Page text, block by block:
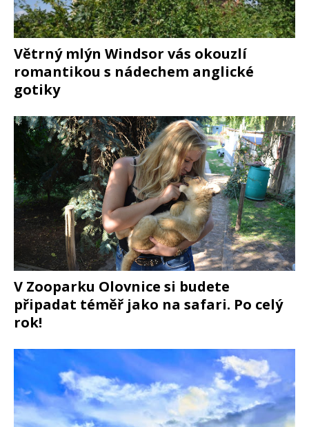
Větrný mlýn Windsor vás okouzlí
romantikou s nádechem anglické
gotiky
V Zooparku Olovnice si budete
připadat téměř jako na safari. Po celý
rok!